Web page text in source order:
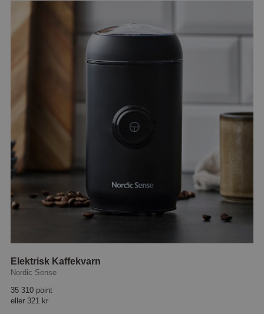
Elektrisk Kaffekvarn
Nordic Sense
35 310 point
eller 321 kr